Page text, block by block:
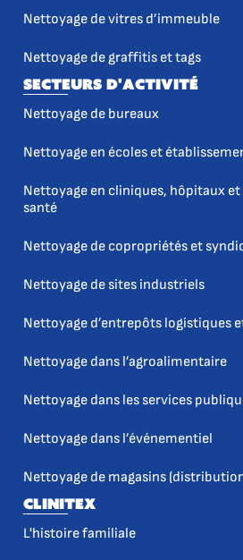
Nettoyage de vitres d’immeuble
Nettoyage de graffitis et tags
Secteurs d'activité
Nettoyage de bureaux
Nettoyage en écoles et
Nettoyage en cliniques, hôpitaux
santé
Nettoyage de copropriétés et
Nettoyage de sites industriels
Nettoyage d’entrepôts logistiques
Nettoyage dans l’agroalimentaire
Nettoyage dans les services
Nettoyage dans l’événementiel
Nettoyage de magasins
Clinitex
L'histoire familiale